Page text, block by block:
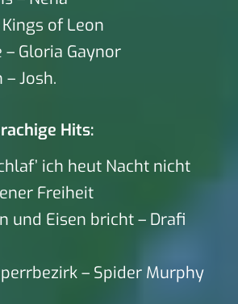
of Leon
Gloria Gaynor
Josh.
Hits:
ich heut Nacht nicht
Freiheit
und Eisen bricht – Drafi
– Spider Murphy